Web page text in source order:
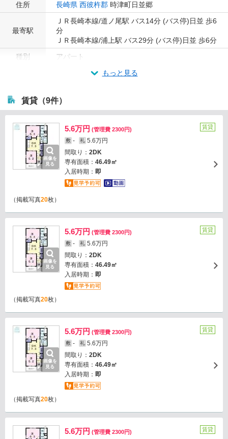
住所 長崎県 西彼杵郡 時津町日並郷
最寄駅
ＪＲ長崎本線/道ノ尾駅 バス14分 (バス停)日並 歩6
分
ＪＲ長崎本線/浦上駅 バス29分 (バス停)日並 歩6分
種別
アパート
もっと見る
賃貸（9件）
画像を
見る
5.6万円 (管理費 2300円)
敷 - 礼 5.6万円
間取り： 2DK
専有面積： 46.49㎡
入居時期： 即
賃貸
（掲載写真20枚）
画像を
見る
5.6万円 (管理費 2300円)
敷 - 礼 5.6万円
間取り： 2DK
専有面積： 46.49㎡
入居時期： 即
賃貸
（掲載写真20枚）
画像を
見る
5.6万円 (管理費 2300円)
敷 - 礼 5.6万円
間取り： 2DK
専有面積： 46.49㎡
入居時期： 即
賃貸
（掲載写真20枚）
5.6万円 (管理費 2300円) 賃貸